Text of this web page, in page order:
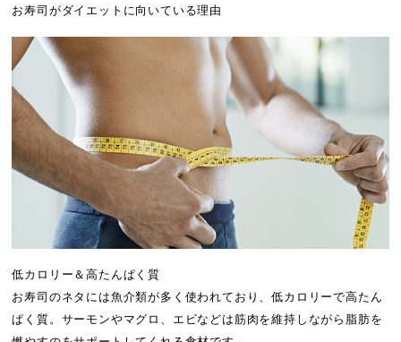
お寿司がダイエットに向いている理由
低カロリー＆高たんぱく質
お寿司のネタには魚介類が多く使われており、低カロリーで高たん
ぱく質。サーモンやマグロ、エビなどは筋肉を維持しながら脂肪を